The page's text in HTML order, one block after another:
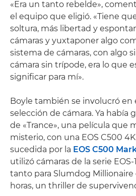
«Era un tanto rebelde»,
el equipo que eligió. «Tiene
soltura, más libertad y
cámaras y yuxtaponer algo
sistema de cámaras, con algo
cámara sin trípode, era lo que
significar para mí».
Boyle también se involucró en
selección de cámara. Ya había
de «Trance», una película que
misterio, con una EOS C500
sucedida por la EOS C500
utilizó cámaras de la serie
tanto para Slumdog Millionaire
horas, un thriller de